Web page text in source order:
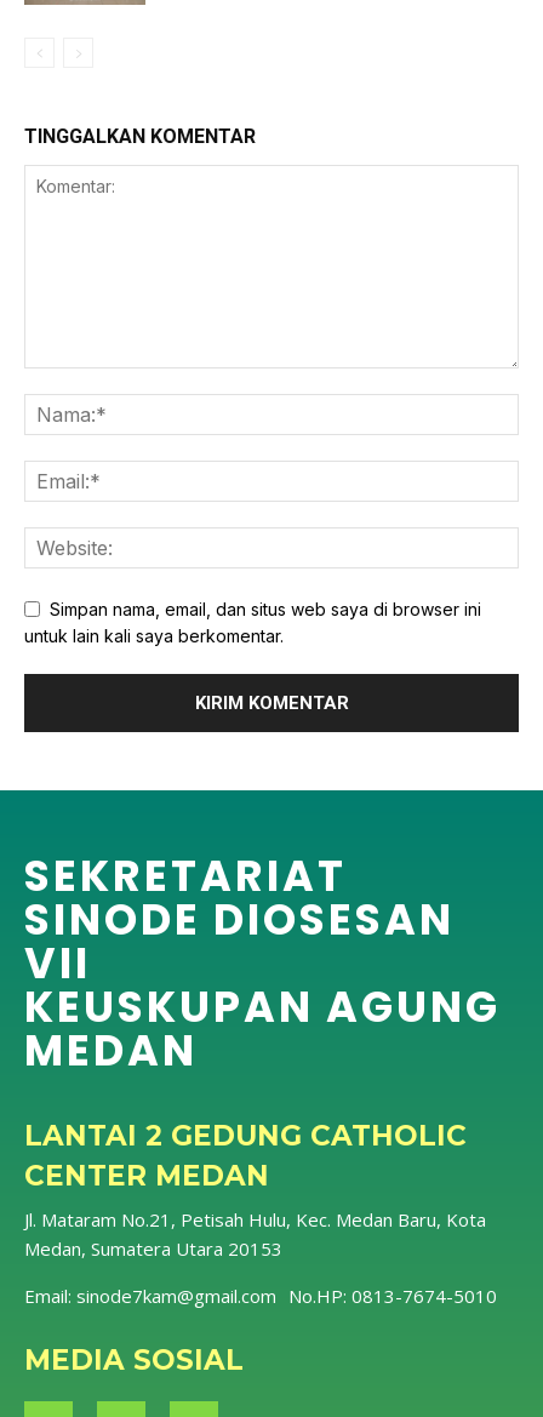
TINGGALKAN KOMENTAR
Simpan nama, email, dan situs web saya di browser ini
untuk lain kali saya berkomentar.
SEKRETARIAT
SINODE DIOSESAN
VII
KEUSKUPAN AGUNG
MEDAN
LANTAI 2 GEDUNG CATHOLIC
CENTER MEDAN
Jl. Mataram No.21, Petisah Hulu, Kec. Medan Baru, Kota
Medan, Sumatera Utara 20153
Email: sinode7kam@gmail.com No.HP: 0813-7674-5010
MEDIA SOSIAL